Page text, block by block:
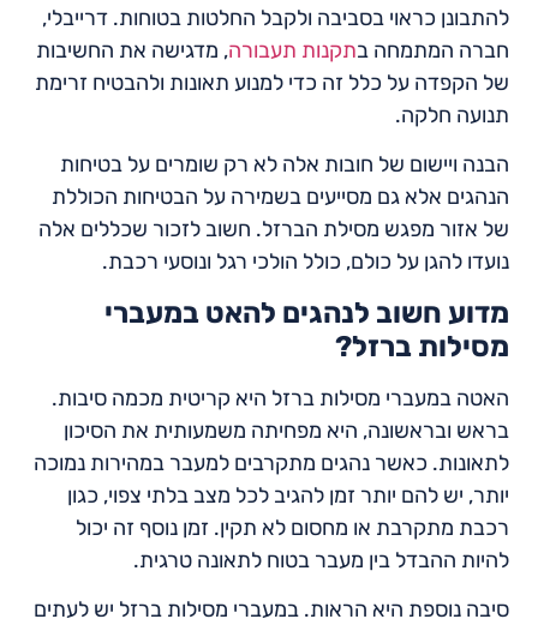
להתבונן כראוי בסביבה ולקבל החלטות בטוחות. דרייבלי,
חברה המתמחה בתקנות תעבורה, מדגישה את החשיבות
של הקפדה על כלל זה כדי למנוע תאונות ולהבטיח זרימת
תנועה חלקה.
הבנה ויישום של חובות אלה לא רק שומרים על בטיחות
הנהגים אלא גם מסייעים בשמירה על הבטיחות הכוללת
של אזור מפגש מסילת הברזל. חשוב לזכור שכללים אלה
נועדו להגן על כולם, כולל הולכי רגל ונוסעי רכבת.
מדוע חשוב לנהגים להאט במעברי
מסילות ברזל?
האטה במעברי מסילות ברזל היא קריטית מכמה סיבות.
בראש ובראשונה, היא מפחיתה משמעותית את הסיכון
לתאונות. כאשר נהגים מתקרבים למעבר במהירות נמוכה
יותר, יש להם יותר זמן להגיב לכל מצב בלתי צפוי, כגון
רכבת מתקרבת או מחסום לא תקין. זמן נוסף זה יכול
להיות ההבדל בין מעבר בטוח לתאונה טרגית.
סיבה נוספת היא הראות. במעברי מסילות ברזל יש לעתים